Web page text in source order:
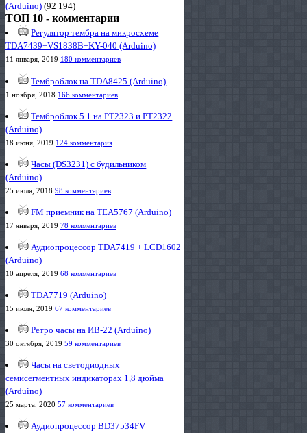
(Arduino) (92 194)
ТОП 10 - комментарии
Регулятор тембра на микросхеме
TDA7439+VS1838B+KY-040 (Arduino)
11 января, 2019 180 комментариев
Темброблок на TDA8425 (Arduino)
1 ноября, 2018 166 комментариев
Темброблок 5.1 на PT2323 и PT2322
(Arduino)
18 июня, 2019 124 комментария
Часы (DS3231) с будильником
(Arduino)
25 июля, 2018 98 комментариев
FM приемник на TEA5767 (Arduino)
17 января, 2019 78 комментариев
Аудиопроцессор TDA7419 + LCD1602
(Arduino)
10 апреля, 2019 68 комментариев
TDA7719 (Arduino)
15 июля, 2019 67 комментариев
Ретро часы на ИВ-22 (Arduino)
30 октября, 2019 59 комментариев
Часы на светодиодных
семисегментных индикаторах 1,8 дюйма
(Arduino)
25 марта, 2020 57 комментариев
Аудиопроцессор BD37534FV